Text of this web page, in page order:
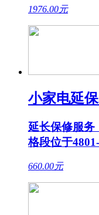
1976.00元
小家电延保
延长保修服务
格段位于
660.00元